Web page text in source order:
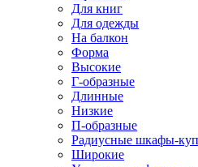
Для книг
Для одежды
На балкон
Форма
Высокие
Г-образные
Длинные
Низкие
П-образные
Радиусные шкафы-
Широкие